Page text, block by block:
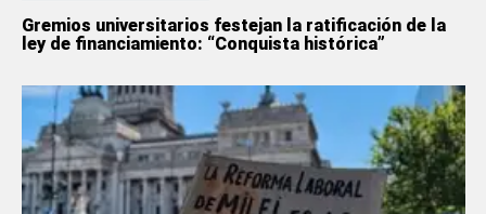
Gremios universitarios festejan la ratificación de la
ley de financiamiento: “Conquista histórica”